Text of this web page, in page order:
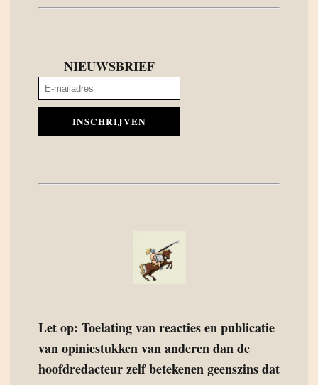
NIEUWSBRIEF
INSCHRIJVEN
Let op: Toelating van reacties en publicatie
van opiniestukken van anderen dan de
hoofdredacteur zelf betekenen geenszins dat